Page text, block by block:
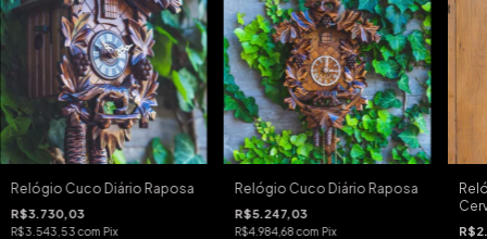
Relógio Cuco Diário Raposa
R$3.730,03
R$3.543,53com Pix
Relógio Cuco Diário Raposa
R$5.247,03
R$4.984,68com Pix